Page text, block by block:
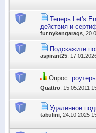
Теперь Let's
действия и
funnykengarags,
Подскажите
aspirant25 ,
Опрос:
Quattro , 15.05.2011
Удаленное
tabulini , 24.10.2025